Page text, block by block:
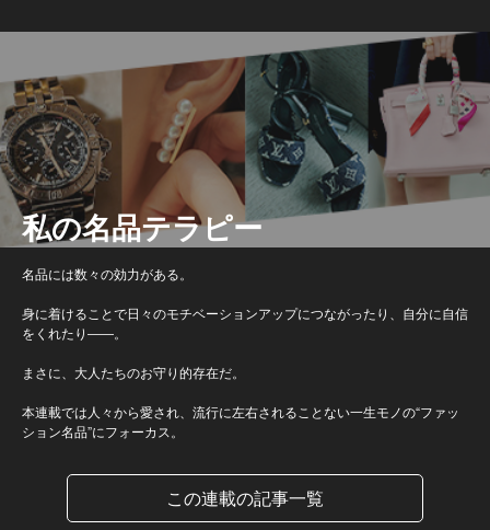
私の名品テラピー
名品には数々の効力がある。
身に着けることで日々のモチベーションアップにつながったり、自分に自信
をくれたり――。
まさに、大人たちのお守り的存在だ。
本連載では人々から愛され、流行に左右されることない一生モノの“ファッ
ション名品”にフォーカス。
この連載の記事一覧